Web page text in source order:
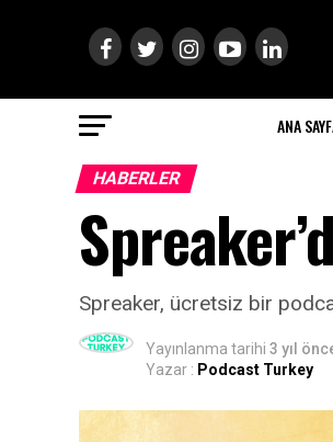
ANA
HABERLER
Spreaker, ücretsiz bir
Yayınlanma tarihi 3 yıl
Yazar : Podcast Turkey